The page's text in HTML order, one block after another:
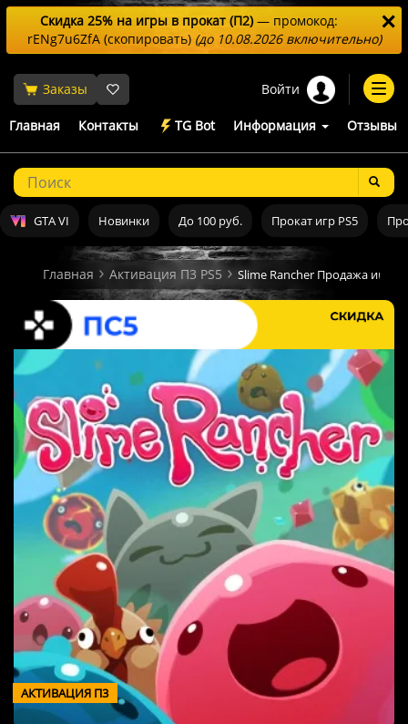
✕
Скидка 25% на игры в прокат (П2)— промокод:
rENg7u6ZfA (скопировать) (до 10.08.2026 включительно)
Заказы Войти
Главная Контакты TG Bot Информация Отзывы
GTA VI Новинки До 100 руб. Прокат игр PS5
Главная Активация П3 PS5 Slime Rancher Продажа игры
АКТИВАЦИЯ П3